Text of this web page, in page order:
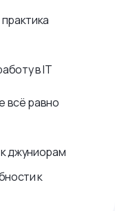
в IТ
всё равно
джуниорам
к